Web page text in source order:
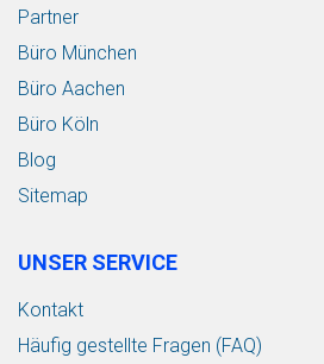
Partner
Büro München
Büro Aachen
Büro Köln
Blog
Sitemap
UNSER SERVICE
Kontakt
Häufig gestellte Fragen (FAQ)